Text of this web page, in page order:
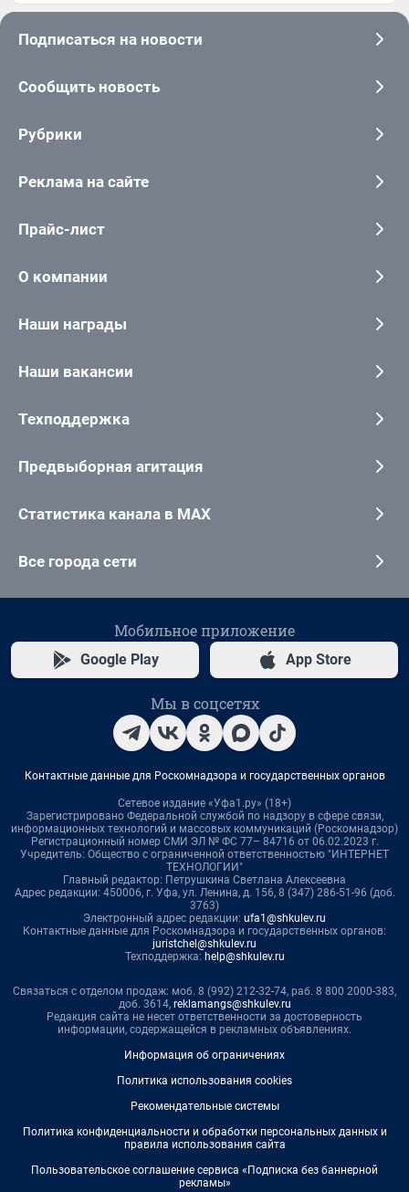
Подписаться на новости
Сообщить новость
Рубрики
Реклама на сайте
Прайс-лист
О компании
Наши награды
Наши вакансии
Техподдержка
Предвыборная агитация
Статистика канала в MAX
Все города сети
Мобильное приложение
Google Play App Store
Мы в соцсетях
Контактные данные для Роскомнадзора и государственных органов
Сетевое издание «Уфа1.ру» (18+)
Зарегистрировано Федеральной службой по надзору в сфере связи,
информационных технологий и массовых коммуникаций (Роскомнадзор)
Регистрационный номер СМИ ЭЛ № ФС 77– 84716 от 06.02.2023 г.
Учредитель: Общество с ограниченной ответственностью "ИНТЕРНЕТ
ТЕХНОЛОГИИ"
Главный редактор: Петрушкина Светлана Алексеевна
Адрес редакции: 450006, г. Уфа, ул. Ленина, д. 156, 8 (347) 286-51-96 (доб.
3763)
Электронный адрес редакции: ufa1@shkulev.ru
Контактные данные для Роскомнадзора и государственных органов:
juristchel@shkulev.ru
Техподдержка: help@shkulev.ru
Связаться с отделом продаж: моб. 8 (992) 212-32-74, раб. 8 800 2000-383,
доб. 3614, reklamangs@shkulev.ru
Редакция сайта не несет ответственности за достоверность
информации, содержащейся в рекламных объявлениях.
Информация об ограничениях
Политика использования cookies
Рекомендательные системы
Политика конфиденциальности и обработки персональных данных и
правила использования сайта
Пользовательское соглашение сервиса «Подписка без баннерной
рекламы»